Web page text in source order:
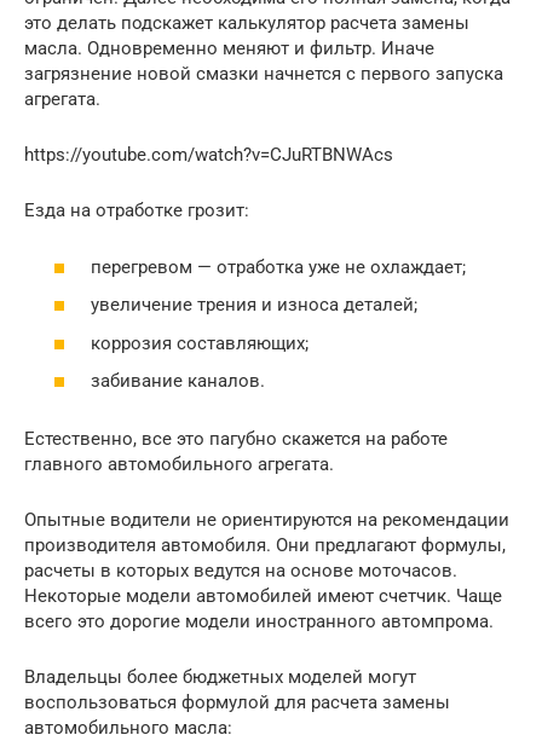
это делать подскажет калькулятор расчета замены
масла. Одновременно меняют и фильтр. Иначе
загрязнение новой смазки начнется с первого запуска
агрегата.
https://youtube.com/watch?v=CJuRTBNWAcs
Езда на отработке грозит:
перегревом — отработка уже не охлаждает;
увеличение трения и износа деталей;
коррозия составляющих;
забивание каналов.
Естественно, все это пагубно скажется на работе
главного автомобильного агрегата.
Опытные водители не ориентируются на рекомендации
производителя автомобиля. Они предлагают формулы,
расчеты в которых ведутся на основе моточасов.
Некоторые модели автомобилей имеют счетчик. Чаще
всего это дорогие модели иностранного автомпрома.
Владельцы более бюджетных моделей могут
воспользоваться формулой для расчета замены
автомобильного масла: